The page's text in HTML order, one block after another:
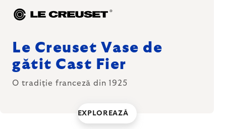
Le Creuset Vase de
gătit Cast Fier
O tradiție franceză din 1925
EXPLOREAZĂ